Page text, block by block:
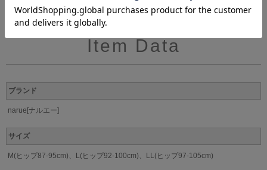
Item Data
ブランド
narue[ナルエー]
サイズ
M(ヒップ87-95cm)、L(ヒップ92-100cm)、LL(ヒップ97-105cm)